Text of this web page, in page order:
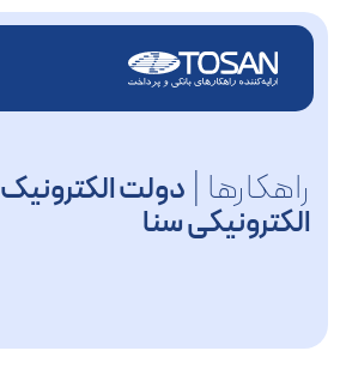
راهکارها | دولت الکترونیک
الکترونیکی سنا